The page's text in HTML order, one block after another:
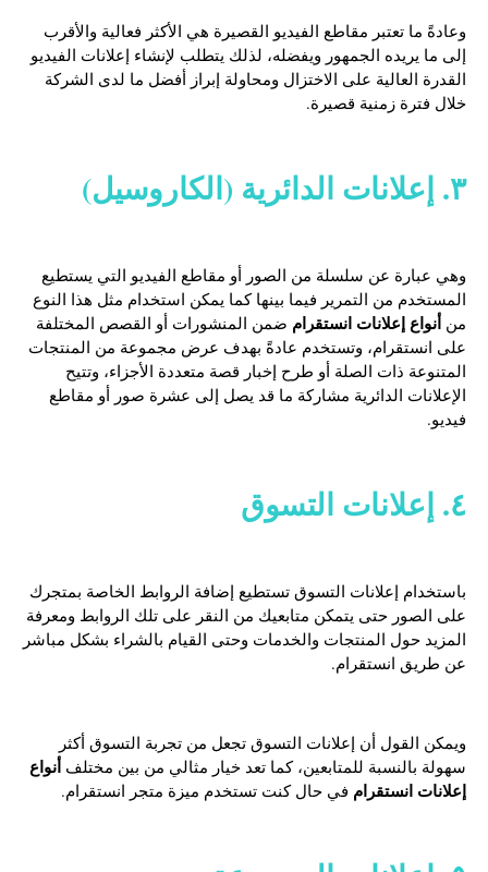
وعادةً ما تعتبر مقاطع الفيديو القصيرة هي الأكثر فعالية والأقرب
إلى ما يريده الجمهور ويفضله، لذلك يتطلب لإنشاء إعلانات الفيديو
القدرة العالية على الاختزال ومحاولة إبراز أفضل ما لدى الشركة
خلال فترة زمنية قصيرة.
وهي عبارة عن سلسلة من الصور أو مقاطع الفيديو التي يستطيع
المستخدم من التمرير فيما بينها كما يمكن استخدام مثل هذا النوع
منأنواع إعلانات انستقرامضمن المنشورات أو القصص المختلفة
على انستقرام، وتستخدم عادةً بهدف عرض مجموعة من المنتجات
المتنوعة ذات الصلة أو طرح إخبار قصة متعددة الأجزاء، وتتيح
الإعلانات الدائرية مشاركة ما قد يصل إلى عشرة صور أو مقاطع
فيديو.
باستخدام إعلانات التسوق تستطيع إضافة الروابط الخاصة بمتجرك
على الصور حتى يتمكن متابعيك من النقر على تلك الروابط ومعرفة
المزيد حول المنتجات والخدمات وحتى القيام بالشراء بشكل مباشر
عن طريق انستقرام.
ويمكن القول أن إعلانات التسوق تجعل من تجربة التسوق أكثر
سهولة بالنسبة للمتابعين، كما تعد خيار مثالي من بين مختلفأنواع
إعلانات انستقرامفي حال كنت تستخدم ميزة متجر انستقرام.